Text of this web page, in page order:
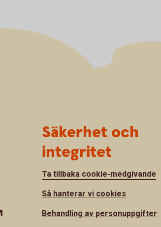
Säkerhet och
integritet
Ta tillbaka cookie-medgivande
Så hanterar vi cookies
Behandling av personuppgifter